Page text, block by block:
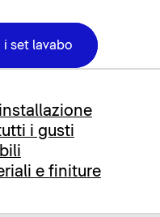
i set lavabo
i gusti
e finiture